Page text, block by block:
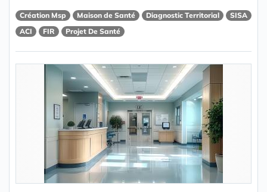
Création Msp Maison de Santé Diagnostic Territorial
SISA
ACI
FIR Projet De Santé